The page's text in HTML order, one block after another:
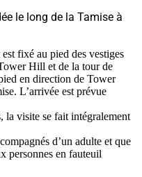
le long de la Tamise à
fixé au pied des vestiges
Hill et de la tour de
en direction de Tower
L’arrivée est prévue
la visite se fait intégralement
d’un adulte et que
personnes en fauteuil